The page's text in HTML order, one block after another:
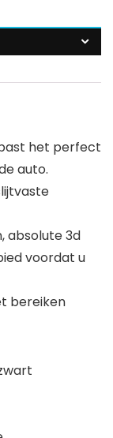
het perfect
auto.
absolute 3d
voordat u
bereiken